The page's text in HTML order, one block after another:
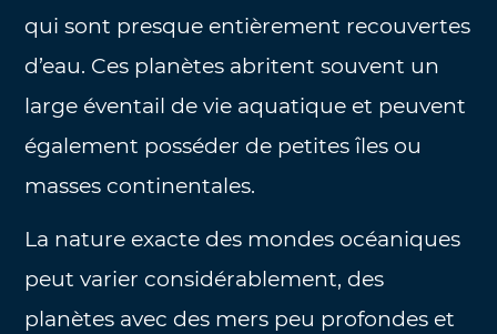
qui sont presque entièrement recouvertes
d’eau. Ces planètes abritent souvent un
large éventail de vie aquatique et peuvent
également posséder de petites îles ou
masses continentales.
La nature exacte des mondes océaniques
peut varier considérablement, des
planètes avec des mers peu profondes et